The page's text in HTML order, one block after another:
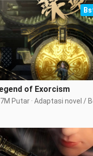
of Exorcism
Putar · Adaptasi novel /